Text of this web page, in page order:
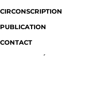
CIRCONSCRIPTION
PUBLICATION
CONTACT
MENTIONS LÉGALES